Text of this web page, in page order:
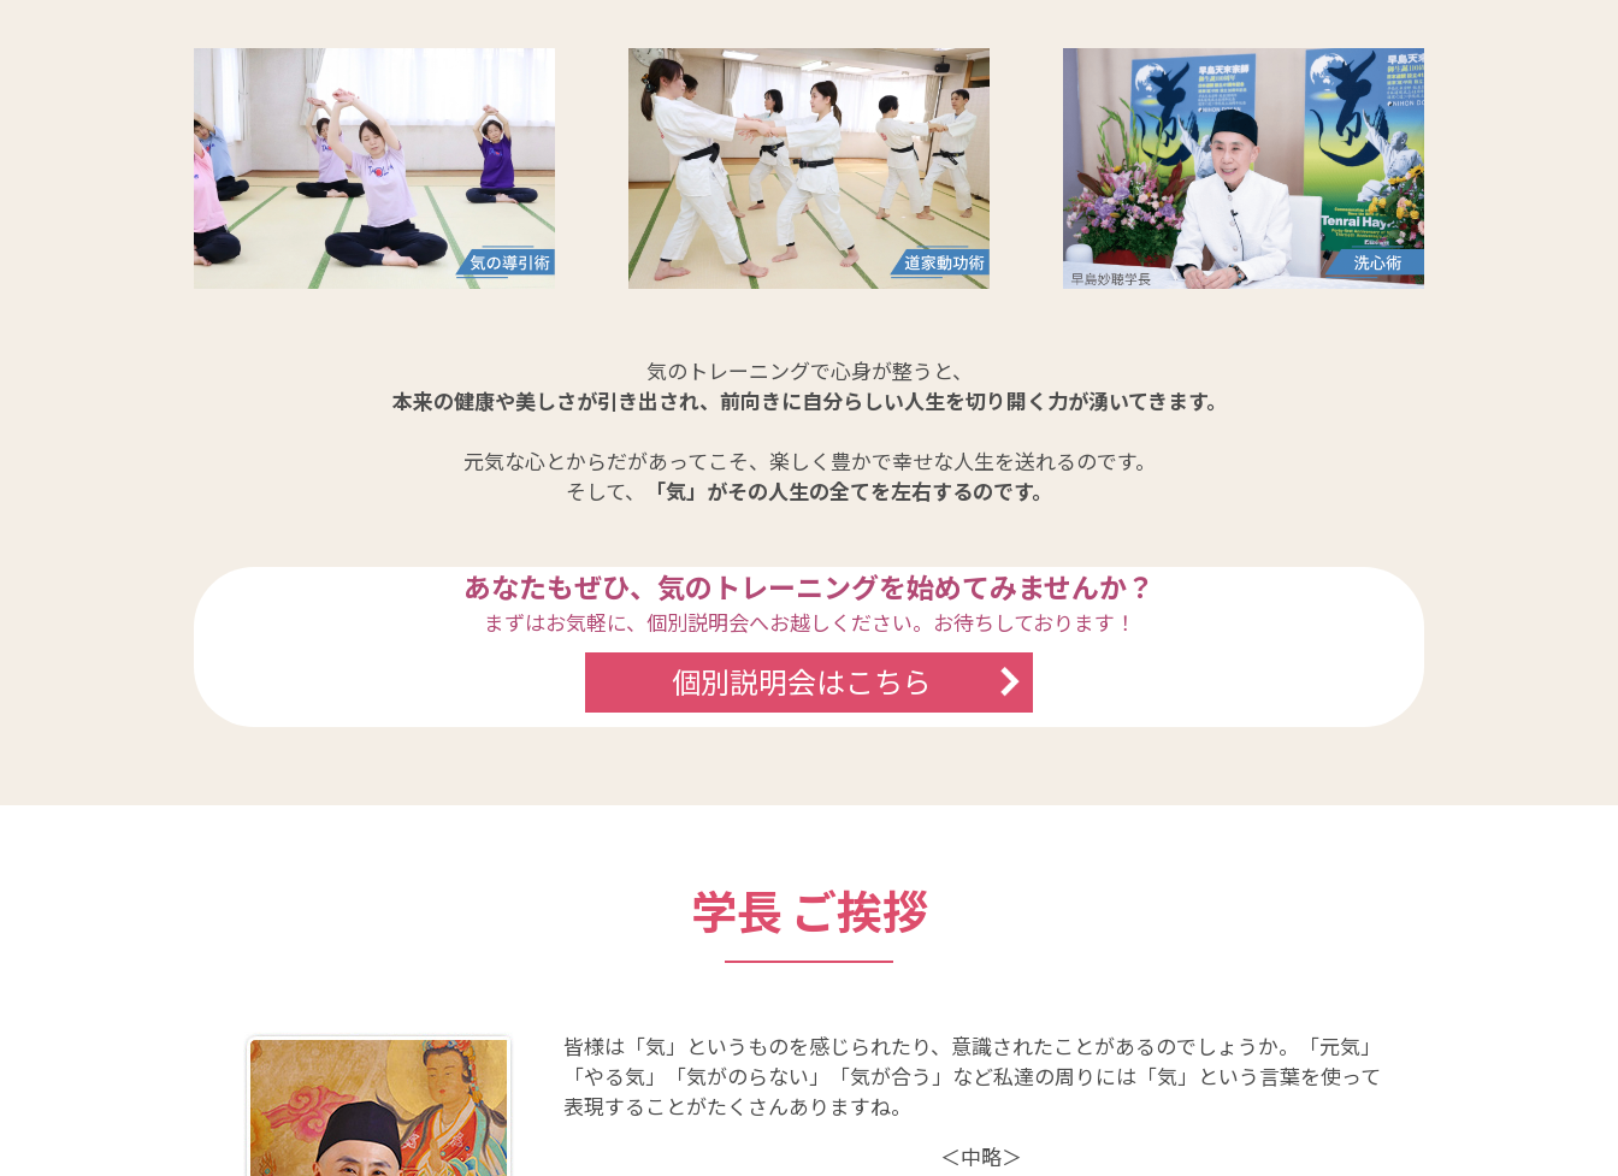
気のトレーニングで心身が整うと、
本来の健康や美しさが引き出され、前向きに自分らしい人生を切り開く力が湧いてきます。
元気な心とからだがあってこそ、楽しく豊かで幸せな人生を送れるのです。
そして、
「気」がその人生の全てを左右するのです。
あなたもぜひ、気のトレーニングを始めてみませんか？
まずはお気軽に、個別説明会へお越しください。お待ちしております！
個別説明会はこちら
学長 ご挨拶
皆様は「気」というものを感じられたり、意識されたことがあるのでしょうか。「元気」
「やる気」「気がのらない」「気が合う」など私達の周りには「気」という言葉を使って
表現することがたくさんありますね。
＜中略＞